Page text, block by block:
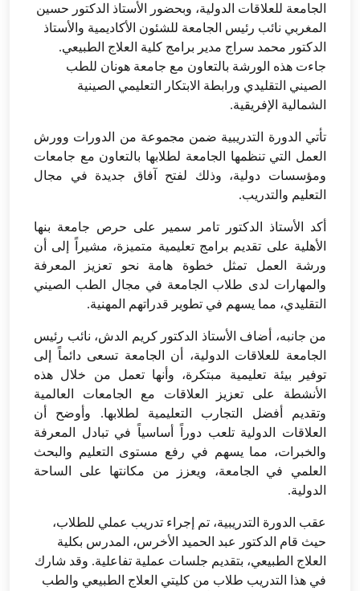
الجامعة للعلاقات الدولية، وبحضور الأستاذ الدكتور حسين
المغربي نائب رئيس الجامعة للشئون الأكاديمية والأستاذ
الدكتور محمد سراج مدير برامج كلية العلاج الطبيعي.
جاءت هذه الورشة بالتعاون مع جامعة هونان للطب
الصيني التقليدي ورابطة الابتكار التعليمي الصينية
الشمالية الإفريقية.
تأتي الدورة التدريبية ضمن مجموعة من الدورات وورش
العمل التي تنظمها الجامعة لطلابها بالتعاون مع جامعات
ومؤسسات دولية، وذلك لفتح آفاق جديدة في مجال
التعليم والتدريب.
أكد الأستاذ الدكتور تامر سمير على حرص جامعة بنها
الأهلية على تقديم برامج تعليمية متميزة، مشيراً إلى أن
ورشة العمل تمثل خطوة هامة نحو تعزيز المعرفة
والمهارات لدى طلاب الجامعة في مجال الطب الصيني
التقليدي، مما يسهم في تطوير قدراتهم المهنية.
من جانبه، أضاف الأستاذ الدكتور كريم الدش، نائب رئيس
الجامعة للعلاقات الدولية، أن الجامعة تسعى دائماً إلى
توفير بيئة تعليمية مبتكرة، وأنها تعمل من خلال هذه
الأنشطة على تعزيز العلاقات مع الجامعات العالمية
وتقديم أفضل التجارب التعليمية لطلابها. وأوضح أن
العلاقات الدولية تلعب دوراً أساسياً في تبادل المعرفة
والخبرات، مما يسهم في رفع مستوى التعليم والبحث
العلمي في الجامعة، ويعزز من مكانتها على الساحة
الدولية.
عقب الدورة التدريبية، تم إجراء تدريب عملي للطلاب،
حيث قام الدكتور عبد الحميد الأخرس، المدرس بكلية
العلاج الطبيعي، بتقديم جلسات عملية تفاعلية. وقد شارك
في هذا التدريب طلاب من كليتي العلاج الطبيعي والطب